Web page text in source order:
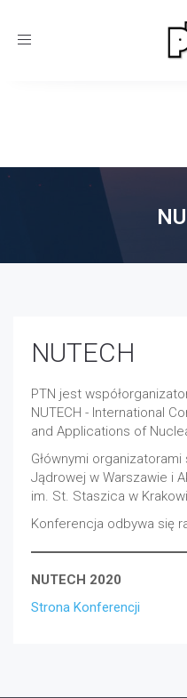
Toggle
NUTECH
PTN jest
NUTECH - International
and Applications of
Głównymi
Jądrowej w Warszawie i
im. St. Staszica w
Konferencja odbywa się
NUTECH 2020
Strona Konferencji